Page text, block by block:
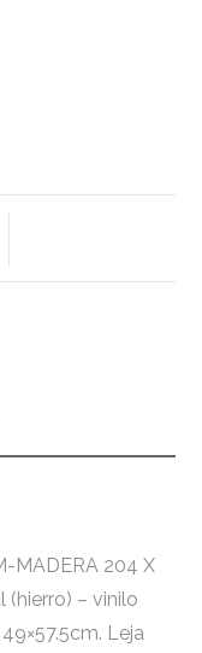
MADERA 204 X
(hierro) – vinilo
Leja